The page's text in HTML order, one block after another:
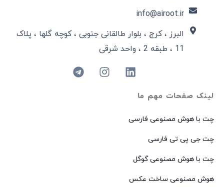
لینک صفحات مهم ما
چت با هوش مصنوعی فارسی
چت جی پی تی فارسی
چت با هوش مصنوعی گوگل
هوش مصنوعی ساخت عکس
info@airoot.ir
البرز ، کرج ، بلوار طالقانی جنوبی ، کوچه گلها ، پلاک
11 ، طبقه 2 ، واحد شرقی